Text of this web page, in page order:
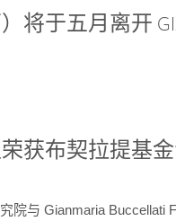
将于五月离开
获布契拉提基
院与 Gianmaria Buccellati